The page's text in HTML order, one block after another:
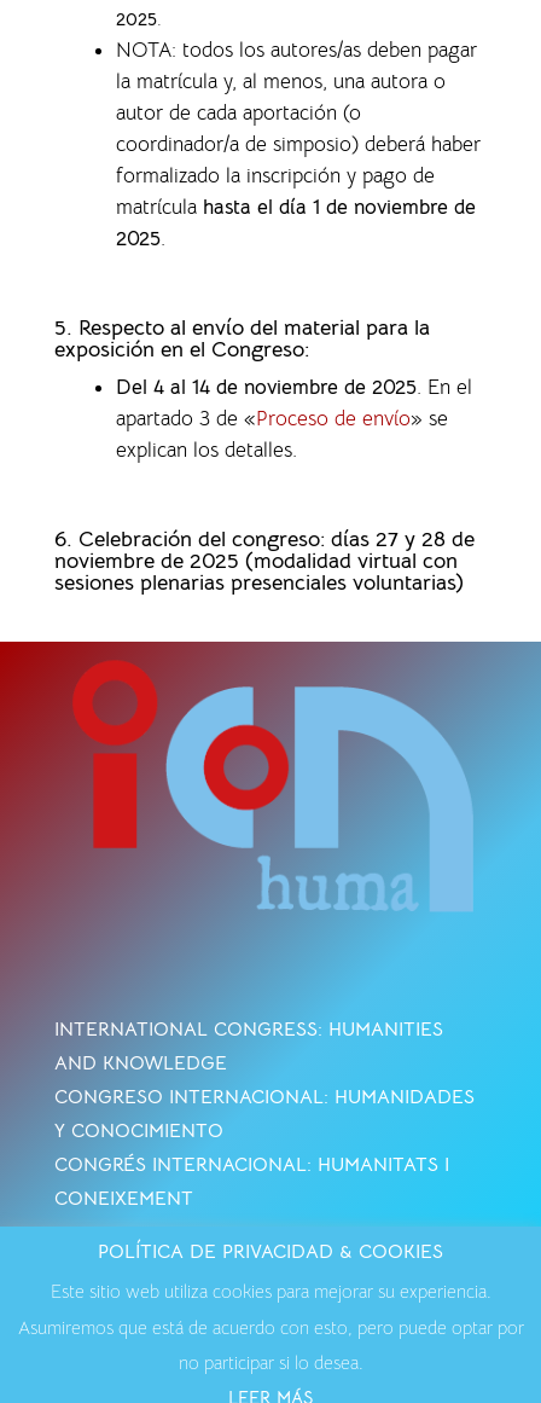
2025.
NOTA: todos los autores/as deben pagar
la matrícula y, al menos, una autora o
autor de cada aportación (o
coordinador/a de simposio) deberá haber
formalizado la inscripción y pago de
matrícula hasta el día 1 de noviembre de
2025.
5. Respecto al envío del material para la
exposición en el Congreso:
Del 4 al 14 de noviembre de 2025. En el
apartado 3 de «Proceso de envío» se
explican los detalles.
6. Celebración del congreso: días 27 y 28 de
noviembre de 2025 (modalidad virtual con
sesiones plenarias presenciales voluntarias)
INTERNATIONAL CONGRESS: HUMANITIES
AND KNOWLEDGE
CONGRESO INTERNACIONAL: HUMANIDADES
Y CONOCIMIENTO
CONGRÉS INTERNACIONAL: HUMANITATS I
CONEIXEMENT
Privacidad·Contactar
POLÍTICA DE PRIVACIDAD & COOKIES
Este sitio web utiliza cookies para mejorar su experiencia.
Asumiremos que está de acuerdo con esto, pero puede optar por
no participar si lo desea.
LEER MÁS